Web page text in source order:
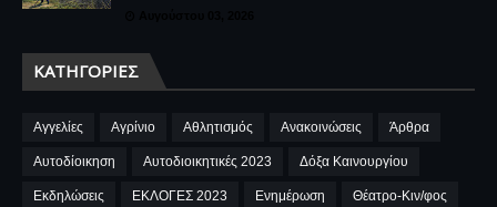
ΚΑΤΗΓΟΡΊΕΣ
Αγγελίες Αγρίνιο Αθλητισμός Ανακοινώσεις Άρθρα
Αυτοδίοικηση Αυτοδιοικητικές 2023 Δόξα Καινουργίου
Εκδηλώσεις ΕΚΛΟΓΕΣ 2023 Ενημέρωση Θέατρο-Κιν/φος